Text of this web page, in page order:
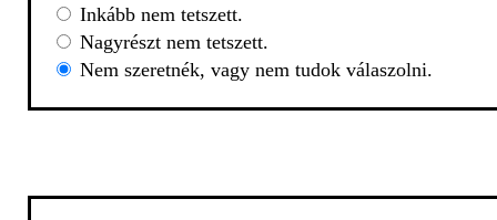
Inkább nem tetszett.
Nagyrészt nem tetszett.
Nem szeretnék, vagy nem tudok válaszolni.